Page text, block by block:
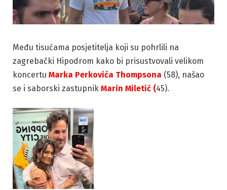
Među tisućama posjetitelja koji su pohrlili na
zagrebački Hipodrom kako bi prisustvovali velikom
koncertu Marka Perkovića Thompsona (58), našao
se i saborski zastupnik Marin Miletić (45).